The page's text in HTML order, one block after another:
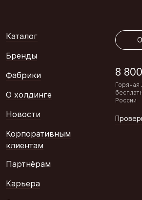
Каталог
Бренды
Фабрики
О холдинге
Новости
Корпоративным
клиентам
Партнёрам
Карьера
8
Горячая
России